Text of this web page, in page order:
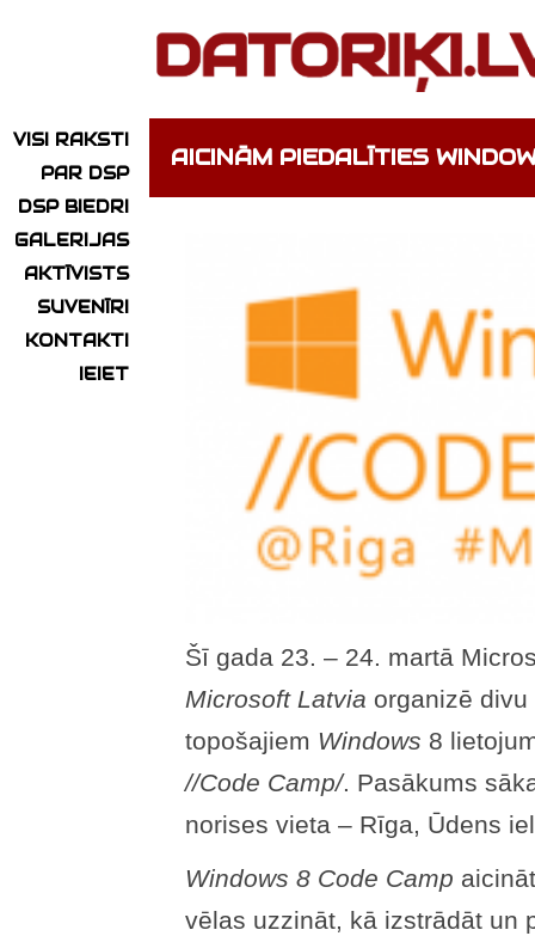
VISI RAKSTI
PAR DSP
DSP BIEDRI
GALERIJAS
AKTĪVISTS
SUVENĪRI
KONTAKTI
IEIET
AICINĀM PIEDALĪTIES
Šī gada 23. – 24. martā
Microsoft Latvia organizē
topošajiem Windows 8
//Code Camp/. Pasākums
norises vieta – Rīga, Ūdens
Windows 8 Code Camp
vēlas uzzināt, kā izstrādāt un